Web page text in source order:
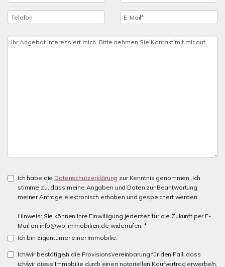
Ich habe die Datenschutzerklärung zur Kenntnis genommen. Ich
stimme zu, dass meine Angaben und Daten zur Beantwortung
meiner Anfrage elektronisch erhoben und gespeichert werden.
Hinweis: Sie können Ihre Einwilligung jederzeit für die Zukunft per E-
Mail an info@wb-immobilien.de widerrufen. *
Ich bin Eigentümer einer Immobilie.
Ich/wir bestätige/n die Provisionsvereinbarung für den Fall, dass
ich/wir diese Immobilie durch einen notariellen Kaufvertrag erwerbe/n,